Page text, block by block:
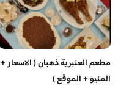
مطعم العنبرية ذهبان ( الاسعار +
المنيو + الموقع )